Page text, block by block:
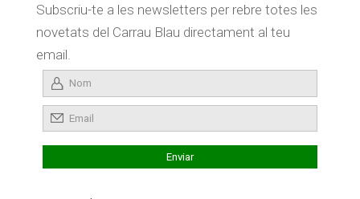
Subscriu-te a les newsletters per rebre totes les
novetats del Carrau Blau directament al teu
email.